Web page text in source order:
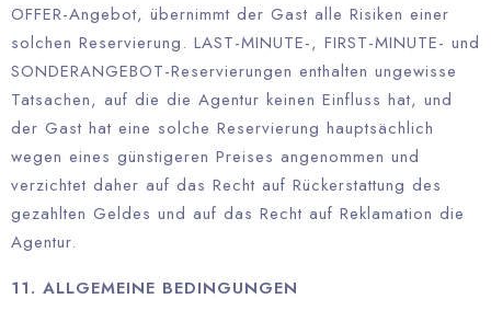
OFFER-Angebot, übernimmt der Gast alle Risiken einer
solchen Reservierung. LAST-MINUTE-, FIRST-MINUTE- und
SONDERANGEBOT-Reservierungen enthalten ungewisse
Tatsachen, auf die die Agentur keinen Einfluss hat, und
der Gast hat eine solche Reservierung hauptsächlich
wegen eines günstigeren Preises angenommen und
verzichtet daher auf das Recht auf Rückerstattung des
gezahlten Geldes und auf das Recht auf Reklamation die
Agentur.
11. ALLGEMEINE BEDINGUNGEN